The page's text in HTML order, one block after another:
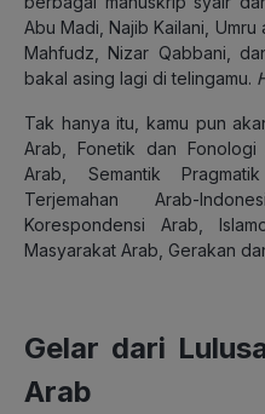
Abu Madi, Najib Kailani,
Mahfudz, Nizar Qabbani,
bakal asing lagi di telingamu.
Tak hanya itu, kamu pun
Arab, Fonetik dan
Arab, Semantik
Terjemahan Arab-
Korespondensi Arab,
Masyarakat Arab, Gerakan
Gelar dari
Arab